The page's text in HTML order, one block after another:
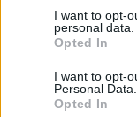
I want to opt-
personal data.
Opted In
I want to opt-
Personal Data.
Opted In
Trastor: Υπογραφή
σύμβασης για την
κατασκευή νέου
αποθήκευσης και